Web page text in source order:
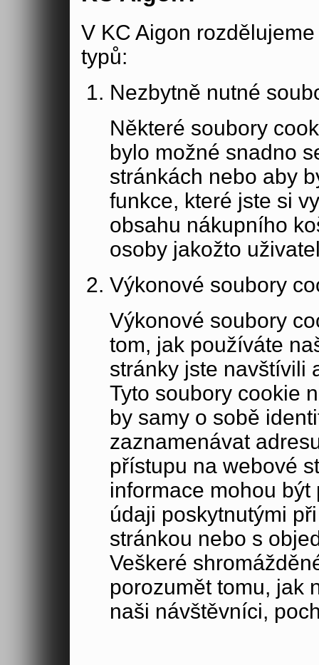
V KC Aigon
typů:
Nezbytně nutné
Některé soubory
bylo možné snadno
stránkách nebo aby
funkce, které jste si
obsahu nákupního
osoby jakožto
Výkonové soubory
Výkonové soubory
tom, jak používáte
stránky jste navštívili
Tyto soubory cookie
by samy o sobě
zaznamenávat
přístupu na webové
informace mohou
údaji poskytnutými
stránkou nebo s
Veškeré
porozumět tomu, jak
naši návštěvníci,